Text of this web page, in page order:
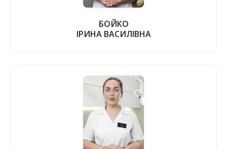
БОЙКО
ІРИНА ВАСИЛІВНА